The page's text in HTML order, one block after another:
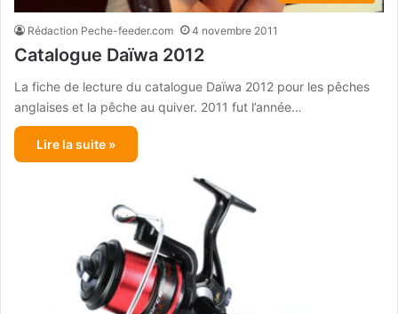
Rédaction Peche-feeder.com 4 novembre 2011
Catalogue Daïwa 2012
La fiche de lecture du catalogue Daïwa 2012 pour les pêches
anglaises et la pêche au quiver. 2011 fut l’année…
Lire la suite »